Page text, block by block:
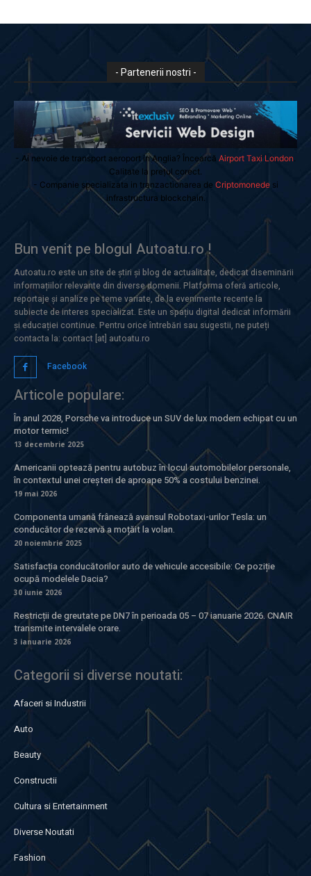
- Partenerii nostri -
- Ai nevoie de transport aeroport in Anglia? Încearcă Airport Taxi London
Calitate la prețul corect.
- Companie specializata in tranzactionarea de Criptomonedesi
infrastructura blockchain.
Bun venit pe blogul Autoatu.ro !
Autoatu.ro este un site de știri și blog de actualitate, dedicat diseminării
informațiilor relevante din diverse domenii. Platforma oferă articole,
reportaje și analize pe teme variate, de la evenimente recente la
subiecte de interes specializat. Este un spațiu digital dedicat informării
și educației continue. Pentru orice întrebări sau sugestii, ne puteți
contacta la: contact [at] autoatu.ro
Facebook
Articole populare:
În anul 2028, Porsche va introduce un SUV de lux modern echipat cu un
motor termic!
13 decembrie 2025
Americanii optează pentru autobuz în locul automobilelor personale,
în contextul unei creșteri de aproape 50% a costului benzinei.
19 mai 2026
Componenta umană frânează avansul Robotaxi-urilor Tesla: un
conducător de rezervă a moțăit la volan.
20 noiembrie 2025
Satisfacția conducătorilor auto de vehicule accesibile: Ce poziție
ocupă modelele Dacia?
30 iunie 2026
Restricții de greutate pe DN7 în perioada 05 – 07 ianuarie 2026. CNAIR
transmite intervalele orare.
3 ianuarie 2026
Categorii si diverse noutati:
Afaceri si Industrii
Auto
Beauty
Constructii
Cultura si Entertainment
Diverse Noutati
Fashion